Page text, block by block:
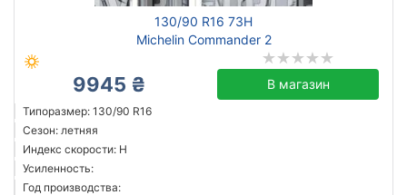
130/90 R16 73H
Michelin Commander 2
9945 ₴ В магазин
Типоразмер: 130/90 R16
Сезон: летняя
Индекс скорости: H
Усиленность:
Год производства: